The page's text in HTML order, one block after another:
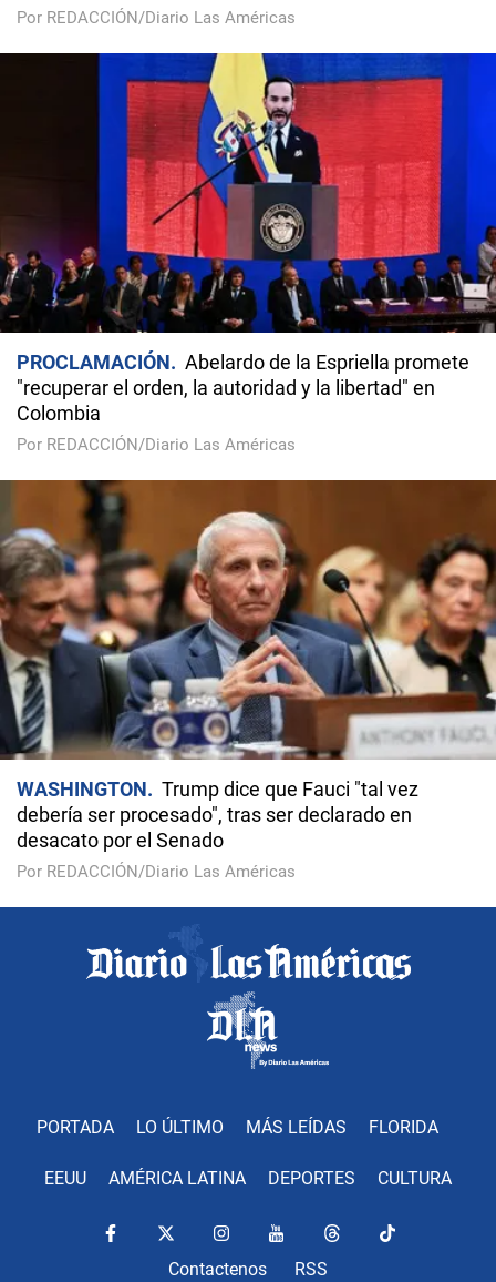
Por REDACCIÓN/Diario Las Américas
PROCLAMACIÓN
Abelardo de la Espriella promete
"recuperar el orden, la autoridad y la libertad" en
Colombia
Por REDACCIÓN/Diario Las Américas
WASHINGTON
Trump dice que Fauci "tal vez
debería ser procesado", tras ser declarado en
desacato por el Senado
Por REDACCIÓN/Diario Las Américas
PORTADA LO ÚLTIMO MÁS LEÍDAS FLORIDA
EEUU AMÉRICA LATINA DEPORTES CULTURA
Contactenos RSS